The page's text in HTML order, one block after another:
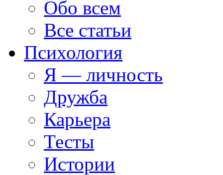
Обо всем
Все статьи
Психология
Я — личность
Дружба
Карьера
Тесты
Истории